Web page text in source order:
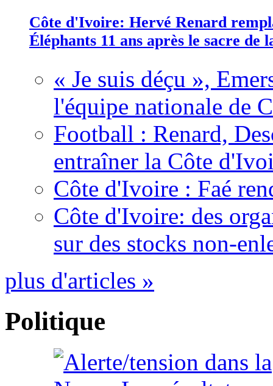
Côte d'Ivoire: Hervé Renard
Éléphants 11 ans après le sacre de
« Je suis déçu »,
l'équipe nationale de
Football : Renard,
entraîner la Côte
Côte d'Ivoire : Faé
Côte d'Ivoire: des
sur des stocks non-
plus d'articles »
Politique